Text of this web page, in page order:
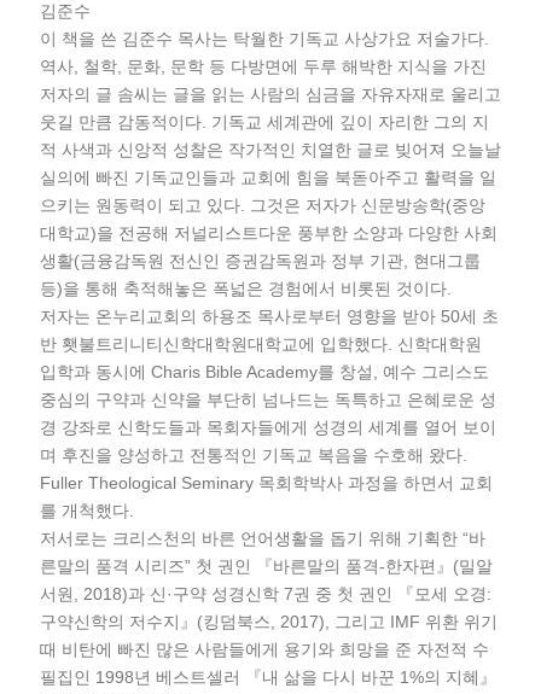
김준수
이 책을 쓴 김준수 목사는 탁월한 기독교 사상가요 저술가다.
역사, 철학, 문화, 문학 등 다방면에 두루 해박한 지식을 가진
저자의 글 솜씨는 글을 읽는 사람의 심금을 자유자재로 울리고
웃길 만큼 감동적이다. 기독교 세계관에 깊이 자리한 그의 지
적 사색과 신앙적 성찰은 작가적인 치열한 글로 빚어져 오늘날
실의에 빠진 기독교인들과 교회에 힘을 북돋아주고 활력을 일
으키는 원동력이 되고 있다. 그것은 저자가 신문방송학(중앙
대학교)을 전공해 저널리스트다운 풍부한 소양과 다양한 사회
생활(금융감독원 전신인 증권감독원과 정부 기관, 현대그룹
등)을 통해 축적해놓은 폭넓은 경험에서 비롯된 것이다.
저자는 온누리교회의 하용조 목사로부터 영향을 받아 50세 초
반 횃불트리니티신학대학원대학교에 입학했다. 신학대학원
입학과 동시에 Charis Bible Academy를 창설, 예수 그리스도
중심의 구약과 신약을 부단히 넘나드는 독특하고 은혜로운 성
경 강좌로 신학도들과 목회자들에게 성경의 세계를 열어 보이
며 후진을 양성하고 전통적인 기독교 복음을 수호해 왔다.
Fuller Theological Seminary 목회학박사 과정을 하면서 교회
를 개척했다.
저서로는 크리스천의 바른 언어생활을 돕기 위해 기획한 “바
른말의 품격 시리즈” 첫 권인 『바른말의 품격-한자편』(밀알
서원, 2018)과 신·구약 성경신학 7권 중 첫 권인 『모세 오경:
구약신학의 저수지』(킹덤북스, 2017), 그리고 IMF 위환 위기
때 비탄에 빠진 많은 사람들에게 용기와 희망을 준 자전적 수
필집인 1998년 베스트셀러 『내 삶을 다시 바꾼 1%의 지혜』